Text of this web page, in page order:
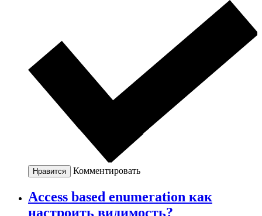
Нравится Комментировать
Access based enumeration как
настроить видимость?